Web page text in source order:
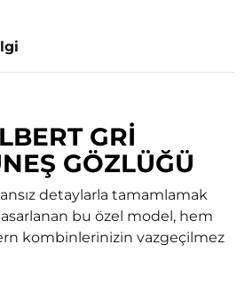
GRI
GÖZLÜĞÜ
detaylarla tamamlamak
bu özel model, hem
kombinlerinizin vazgeçilmez